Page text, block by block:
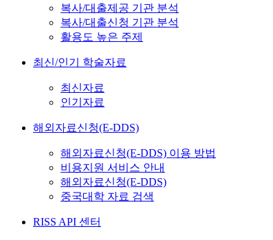
복사/대출제공 기관 분석
복사/대출신청 기관 분석
활용도 높은 주제
최신/인기 학술자료
최신자료
인기자료
해외자료신청(E-DDS)
해외자료신청(E-DDS) 이용 방법
비용지원 서비스 안내
해외자료신청(E-DDS)
중국대학 자료 검색
RISS API 센터